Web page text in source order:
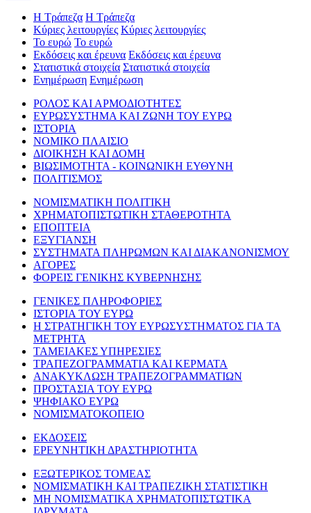
Η Τράπεζα Η Τράπεζα
Κύριες λειτουργίες Κύριες λειτουργίες
Το ευρώ Το ευρώ
Εκδόσεις και έρευνα Εκδόσεις και έρευνα
Στατιστικά στοιχεία Στατιστικά στοιχεία
Ενημέρωση Ενημέρωση
ΡΟΛΟΣ ΚΑΙ ΑΡΜΟΔΙΟΤΗΤΕΣ
ΕΥΡΩΣΥΣΤΗΜΑ ΚΑΙ ΖΩΝΗ ΤΟΥ ΕΥΡΩ
ΙΣΤΟΡΙΑ
ΝΟΜΙΚΟ ΠΛΑΙΣΙΟ
ΔΙΟΙΚΗΣΗ ΚΑΙ ΔΟΜΗ
ΒΙΩΣΙΜΟΤΗΤΑ - ΚΟΙΝΩΝΙΚΗ ΕΥΘΥΝΗ
ΠΟΛΙΤΙΣΜΟΣ
ΝΟΜΙΣΜΑΤΙΚΗ ΠΟΛΙΤΙΚΗ
ΧΡΗΜΑΤΟΠΙΣΤΩΤΙΚΗ ΣΤΑΘΕΡΟΤΗΤΑ
ΕΠΟΠΤΕΙΑ
ΕΞΥΓΙΑΝΣΗ
ΣΥΣΤΗΜΑΤΑ ΠΛΗΡΩΜΩΝ ΚΑΙ ΔΙΑΚΑΝΟΝΙΣΜΟΥ
ΑΓΟΡΕΣ
ΦΟΡΕΙΣ ΓΕΝΙΚΗΣ ΚΥΒΕΡΝΗΣΗΣ
ΓΕΝΙΚΕΣ ΠΛΗΡΟΦΟΡΙΕΣ
ΙΣΤΟΡΙΑ ΤΟΥ ΕΥΡΩ
Η ΣΤΡΑΤΗΓΙΚΗ ΤΟΥ ΕΥΡΩΣΥΣΤΗΜΑΤΟΣ ΓΙΑ ΤΑ
ΜΕΤΡΗΤΑ
ΤΑΜΕΙΑΚΕΣ ΥΠΗΡΕΣΙΕΣ
ΤΡΑΠΕΖΟΓΡΑΜΜΑΤΙΑ ΚΑΙ ΚΕΡΜΑΤΑ
ΑΝΑΚΥΚΛΩΣΗ ΤΡΑΠΕΖΟΓΡΑΜΜΑΤΙΩΝ
ΠΡΟΣΤΑΣΙΑ ΤΟΥ ΕΥΡΩ
ΨΗΦΙΑΚΟ ΕΥΡΩ
ΝΟΜΙΣΜΑΤΟΚΟΠΕΙΟ
ΕΚΔΟΣΕΙΣ
ΕΡΕΥΝΗΤΙΚΗ ΔΡΑΣΤΗΡΙΟΤΗΤΑ
ΕΞΩΤΕΡΙΚΟΣ ΤΟΜΕΑΣ
ΝΟΜΙΣΜΑΤΙΚΗ ΚΑΙ ΤΡΑΠΕΖΙΚΗ ΣΤΑΤΙΣΤΙΚΗ
ΜΗ ΝΟΜΙΣΜΑΤΙΚΑ ΧΡΗΜΑΤΟΠΙΣΤΩΤΙΚΑ